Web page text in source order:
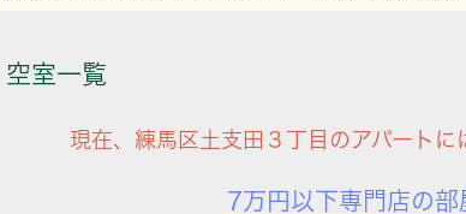
空室一覧
現在、練馬区土支田３丁目のアパートに
7万円以下専門店の